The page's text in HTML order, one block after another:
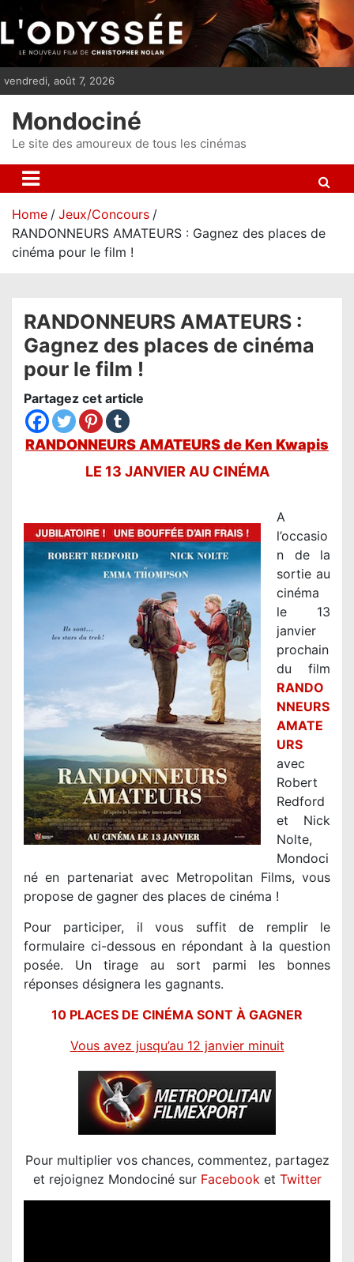
i
p
n
vendredi, août 7, 2026
Mondociné
Le site des amoureux de tous les cinémas
Home
Jeux/Concours
RANDONNEURS AMATEURS : Gagnez des places de
cinéma pour le film !
RANDONNEURS AMATEURS :
Gagnez des places de cinéma
pour le film !
Partagez cet article
RANDONNEURS AMATEURS de Ken Kwapis
LE 13 JANVIER AU CINÉMA
A
l’occasio
n de la
sortie au
cinéma
le 13
janvier
prochain
du film
RANDO
NNEURS
AMATE
URS
avec
Robert
Redford
et Nick
Nolte,
Mondoci
né en partenariat avec Metropolitan Films, vous
propose de gagner des places de cinéma !
Pour participer, il vous suffit de remplir le
formulaire ci-dessous en répondant à la question
posée. Un tirage au sort parmi les bonnes
réponses désignera les gagnants.
10 PLACES DE CINÉMA SONT À GAGNER
Vous avez jusqu’au 12 janvier minuit
Pour multiplier vos chances, commentez, partagez
et rejoignez Mondociné sur Facebooket Twitter